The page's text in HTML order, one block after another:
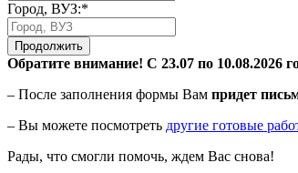
Город, ВУЗ:*
Продолжить
Обратите внимание! С 23.07 по 10.08.2026
– После заполнения формы Вам придет
– Вы можете посмотреть другие готовые
Рады, что смогли помочь, ждем Вас снова!